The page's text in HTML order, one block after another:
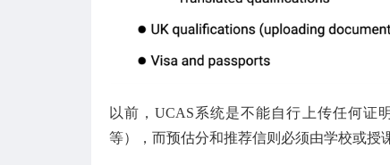
以前，UCAS系统是不能自行上传任何证
等），而预估分和推荐信则必须由学校或授